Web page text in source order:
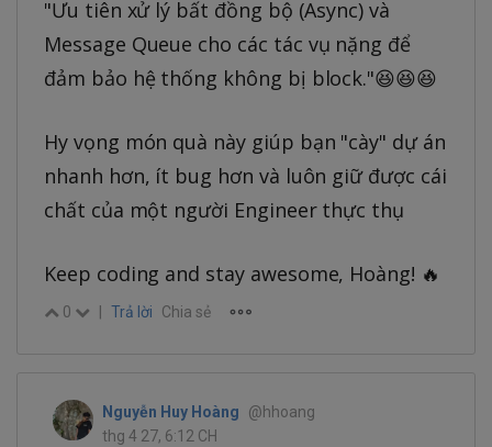
"Ưu tiên xử lý bất đồng bộ (Async) và
Message Queue cho các tác vụ nặng để
đảm bảo hệ thống không bị block."😆😆😆
Hy vọng món quà này giúp bạn "cày" dự án
nhanh hơn, ít bug hơn và luôn giữ được cái
chất của một người Engineer thực thụ
Keep coding and stay awesome, Hoàng! 🔥
0 Trả lời Chia sẻ
Nguyễn Huy Hoàng
@hhoang
thg 4 27, 6:12 CH